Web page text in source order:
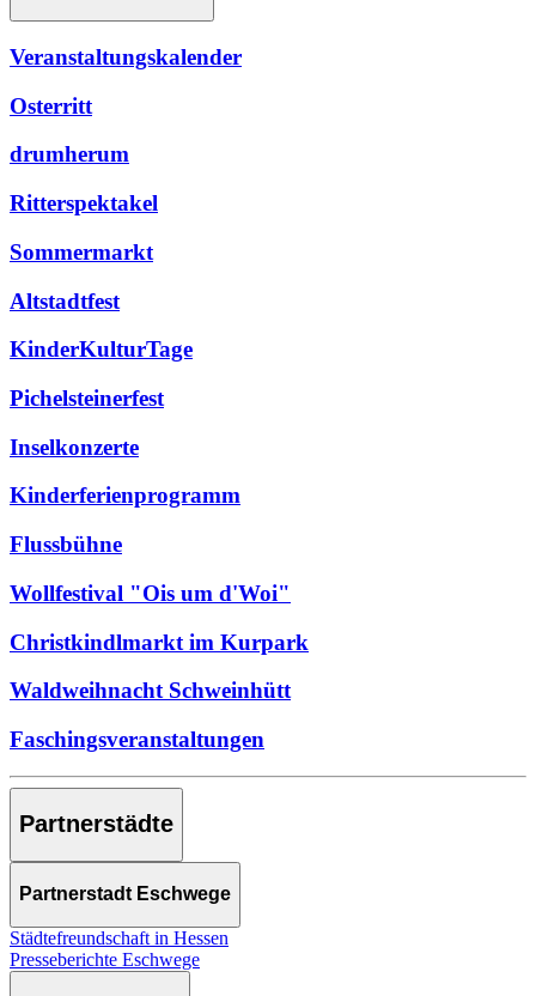
Veranstaltungskalender
Osterritt
drumherum
Ritterspektakel
Sommermarkt
Altstadtfest
KinderKulturTage
Pichelsteinerfest
Inselkonzerte
Kinderferienprogramm
Flussbühne
Wollfestival "Ois um d'Woi"
Christkindlmarkt im Kurpark
Waldweihnacht Schweinhütt
Faschingsveranstaltungen
Partnerstädte
Partnerstadt Eschwege
Städtefreundschaft in Hessen
Presseberichte Eschwege